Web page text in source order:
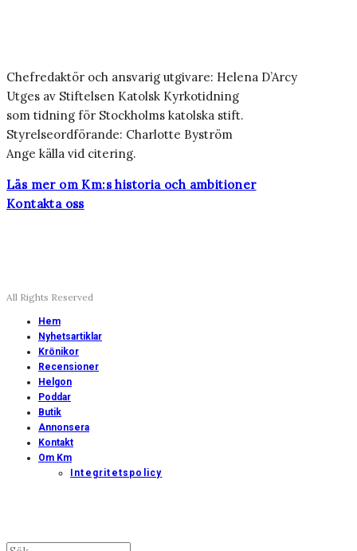
Chefredaktör och ansvarig utgivare: Helena D’Arcy
Utges av Stiftelsen Katolsk Kyrkotidning
som tidning för Stockholms katolska stift.
Styrelseordförande: Charlotte Byström
Ange källa vid citering.
Läs mer om Km:s historia och ambitioner
Kontakta oss
All Rights Reserved
Hem
Nyhetsartiklar
Krönikor
Recensioner
Helgon
Poddar
Butik
Annonsera
Kontakt
Om Km
Integritetspolicy